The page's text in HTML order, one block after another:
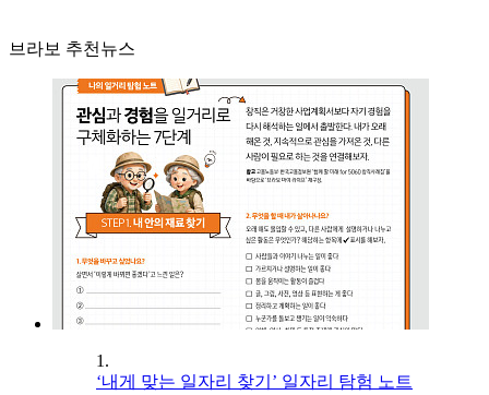
브라보 추천뉴스
1.
‘내게 맞는 일자리 찾기’ 일자리 탐험 노트